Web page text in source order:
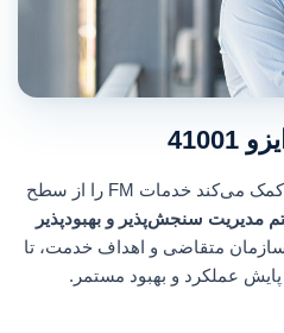
به شما کمک می‌کند خدمات FM را از سطح
سنجش‌پذیر و بهبودپذیر
سازمان متقاضی و اهداف خدمت، تا
عملکرد و بهبود مستمر.